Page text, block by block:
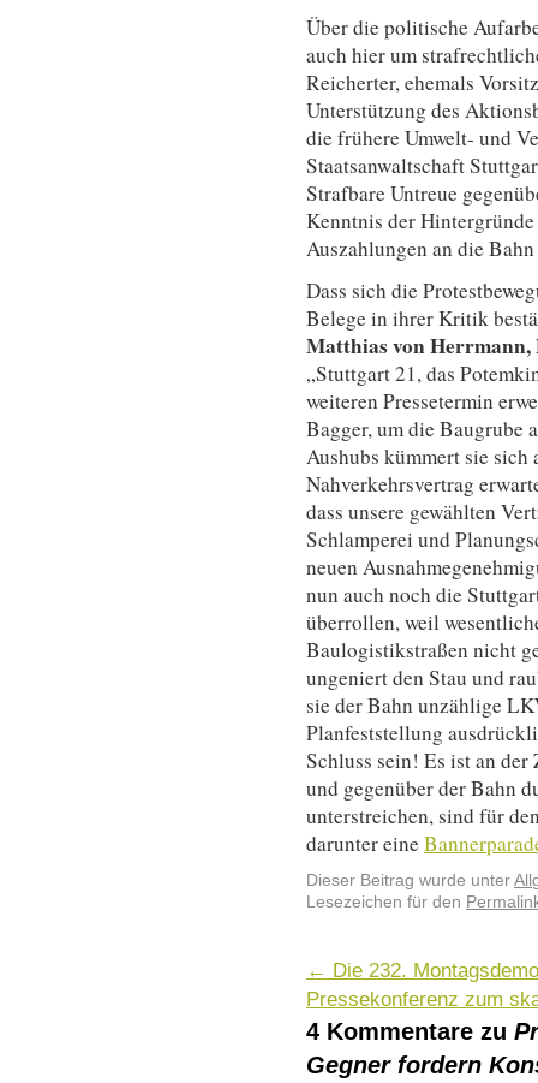
Über die politische
auch hier um
Reicherter, ehemals
Unterstützung des
die frühere Umwelt- und
Staatsanwaltschaft
Strafbare Untreue
Kenntnis der
Auszahlungen an die
Dass sich die
Belege in ihrer Kritik
Matthias von Herrmann,
„Stuttgart 21, das
weiteren Pressetermin
Bagger, um die Baugrube
Aushubs kümmert sie
Nahverkehrsvertrag
dass unsere gewählten
Schlamperei und
neuen
nun auch noch die
überrollen, weil
Baulogistikstraßen nicht
ungeniert den Stau und
sie der Bahn unzählige
Planfeststellung
Schluss sein! Es ist an
und gegenüber der Bahn
unterstreichen, sind für
darunter eine
Dieser Beitrag wurde unter
Lesezeichen für den
← Die 232.
Pressekonferenz zum
4 Kommentare zu
Gegner fordern